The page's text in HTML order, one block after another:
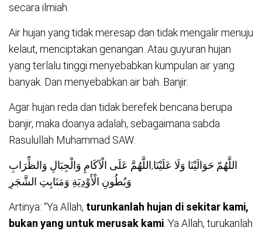
secara ilmiah.
Air hujan yang tidak meresap dan tidak mengalir menuju
kelaut, menciptakan genangan. Atau guyuran hujan
yang terlalu tinggi menyebabkan kumpulan air yang
banyak. Dan menyebabkan air bah. Banjir.
Agar hujan reda dan tidak berefek bencana berupa
banjir, maka doanya adalah, sebagaimana sabda
Rasulullah Muhammad SAW:
اللَّهُمّ حَوَالَيْنَا وَلَا عَلَيْنَا,اللَّهُمَّ عَلَى الْآكَامِ وَالْجِبَالِ وَالظِّرَابِ
وَبُطُونِ الْأَوْدِيَةِ وَمَنَابِتِ الشَّجَرِ
Artinya: “Ya Allah, turunkanlah hujan di sekitar kami,
bukan yang untuk merusak kami . Ya Allah, turukanlah